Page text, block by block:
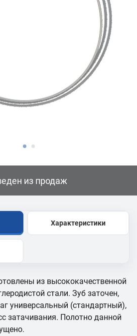
из продаж
Характеристики
из высококачественной
стали. Зуб заточен,
универсальный (стандартный),
затачивания. Полотно данной